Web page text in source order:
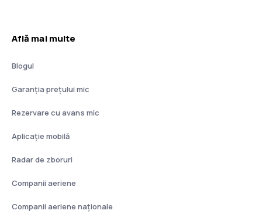
Află mai multe
Blogul
Garanția prețului mic
Rezervare cu avans mic
Aplicație mobilă
Radar de zboruri
Companii aeriene
Companii aeriene naţionale